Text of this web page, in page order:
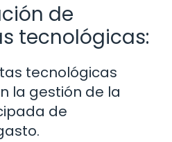
de
tecnológicas:
tecnológicas
la gestión de la
de